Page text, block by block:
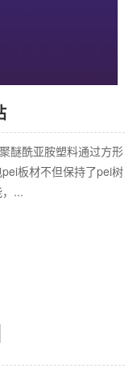
醚酰亚胺塑料通过方形
板材不但保持了pei树
...